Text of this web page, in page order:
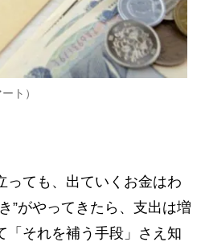
ト）
ても、出ていくお金はわ
”がやってきたら、支出は増
「それを補う手段」さえ知